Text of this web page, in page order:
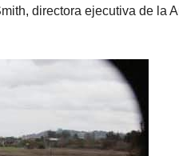
directora ejecutiva de la